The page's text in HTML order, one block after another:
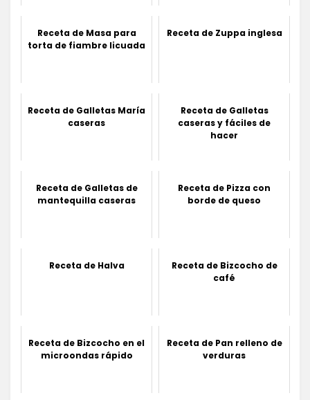
Receta de Masa para
torta de fiambre licuada
Receta de Zuppa inglesa
Receta de Galletas María
caseras
Receta de Galletas
caseras y fáciles de
hacer
Receta de Galletas de
mantequilla caseras
Receta de Pizza con
borde de queso
Receta de Halva
Receta de Bizcocho de
café
Receta de Bizcocho en el
microondas rápido
Receta de Pan relleno de
verduras